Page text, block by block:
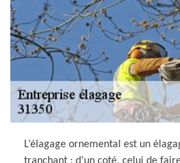
L’élagage ornemental est un
tranchant : d’un coté, celui de